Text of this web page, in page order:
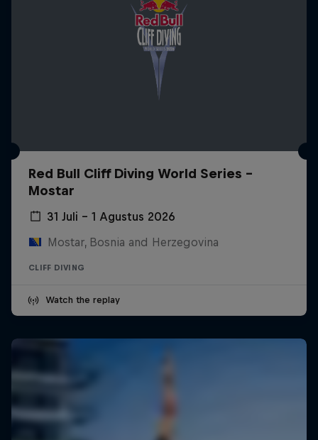
Red Bull Cliff Diving World Series -
Mostar
31 Juli – 1 Agustus 2026
Mostar, Bosnia and Herzegovina
CLIFF DIVING
Watch the replay